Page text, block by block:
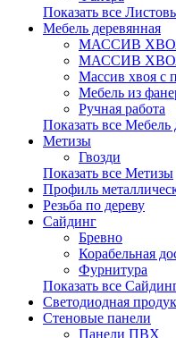
Показать все
Мебель деревянная
МАССИВ
МАССИВ
Массив хвоя с
Мебель из
Ручная работа
Показать все Мебель
Метизы
Гвозди
Показать все Метизы
Профиль
Резьба по дереву
Сайдинг
Бревно
Корабельная
Фурнитура
Показать все
Светодиодная
Стеновые панели
Панели ПВХ